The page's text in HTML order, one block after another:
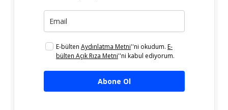
E-bülten Aydınlatma Metni''ni okudum. E-
bülten Açık Rıza Metni''ni kabul ediyorum.
Abone Ol